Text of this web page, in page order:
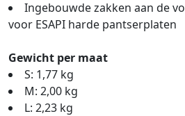
Ingebouwde zakken aan de
voor ESAPI harde pantserplaten
Gewicht per maat
S: 1,77 kg
M: 2,00 kg
L: 2,23 kg